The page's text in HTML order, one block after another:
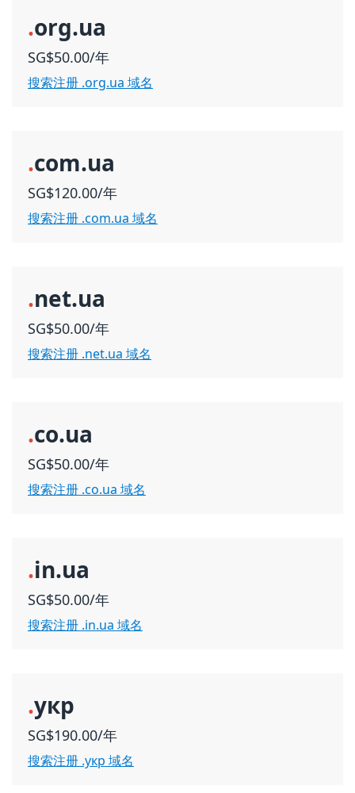
.org.ua
SG$50.00/年
搜索注册 .org.ua 域名
.com.ua
SG$120.00/年
搜索注册 .com.ua 域名
.net.ua
SG$50.00/年
搜索注册 .net.ua 域名
.co.ua
SG$50.00/年
搜索注册 .co.ua 域名
.in.ua
SG$50.00/年
搜索注册 .in.ua 域名
.укр
SG$190.00/年
搜索注册 .укр 域名